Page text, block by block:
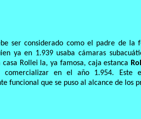
ser considerado como el padre de la
ya en 1.939 usaba cámaras
casa Rollei la, ya famosa, caja estanca
comercializar en el año 1.954. Este
funcional que se puso al alcance de los